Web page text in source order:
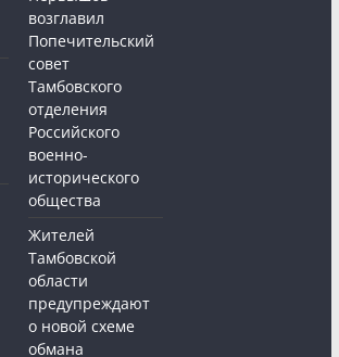
возглавил
Попечительский
совет
Тамбовского
отделения
Российского
военно-
исторического
общества
Жителей
Тамбовской
области
предупреждают
о новой схеме
обмана